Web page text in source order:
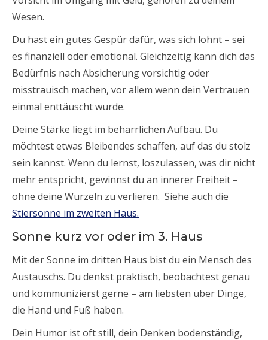
Wesen.
Du hast ein gutes Gespür dafür, was sich lohnt – sei
es finanziell oder emotional. Gleichzeitig kann dich das
Bedürfnis nach Absicherung vorsichtig oder
misstrauisch machen, vor allem wenn dein Vertrauen
einmal enttäuscht wurde.
Deine Stärke liegt im beharrlichen Aufbau. Du
möchtest etwas Bleibendes schaffen, auf das du stolz
sein kannst. Wenn du lernst, loszulassen, was dir nicht
mehr entspricht, gewinnst du an innerer Freiheit –
ohne deine Wurzeln zu verlieren. Siehe auch die
Stiersonne im zweiten Haus.
Sonne kurz vor oder im 3. Haus
Mit der Sonne im dritten Haus bist du ein Mensch des
Austauschs. Du denkst praktisch, beobachtest genau
und kommunizierst gerne – am liebsten über Dinge,
die Hand und Fuß haben.
Dein Humor ist oft still, dein Denken bodenständig,